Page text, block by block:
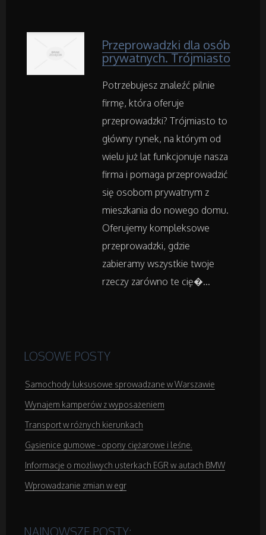
Hotele i Noclegi
Podróże
Wypoczynek
Wellness
Dietetyka, Odchudzanie
Kosmetyki
Leczenie
Salony Kosmetyczne
Oprogramowanie
Strony Internetowe
Kontakt
Przeprowadzki dla osób
prywatnych. Trójmiasto
Potrzebujesz znaleźć pilnie
firmę, która oferuje
przeprowadzki? Trójmiasto to
główny rynek, na którym od
wielu już lat funkcjonuje nasza
firma i pomaga przeprowadzić
się osobom prywatnym z
mieszkania do nowego domu.
Oferujemy kompleksowe
przeprowadzki, gdzie
zabieramy wszystkie twoje
rzeczy zarówno te cię�...
LOSOWE POSTY
Samochody luksusowe sprowadzane w Warszawie
Wynajem kamperów z wyposażeniem
Transport w różnych kierunkach
Gąsienice gumowe - opony ciężarowe i leśne.
Informacje o możliwych usterkach EGR w autach BMW
Wprowadzanie zmian w egr
NAJNOWSZE POSTY: